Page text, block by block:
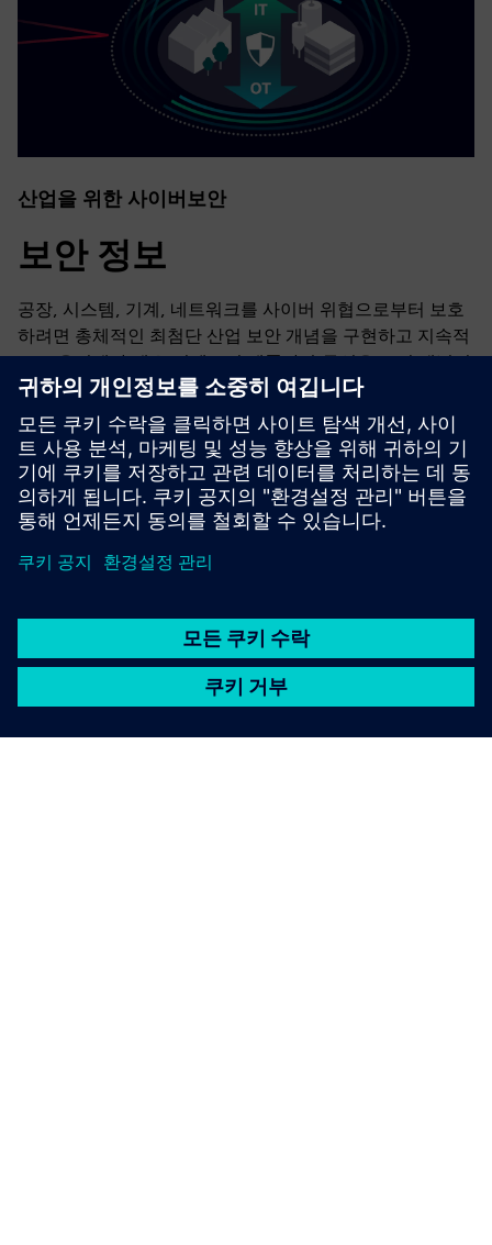
산업을 위한 사이버보안
보안 정보
공장, 시스템, 기계, 네트워크를 사이버 위협으로부터 보호
하려면 총체적인 최첨단 산업 보안 개념을 구현하고 지속적
으로 유지해야 해요.지멘스의 제품과 솔루션은 그런 개념의
한 요소일 뿐이에요.산업 보안에 대한 자세한 내용은 에서
확인하세요.
자세히 알아보기